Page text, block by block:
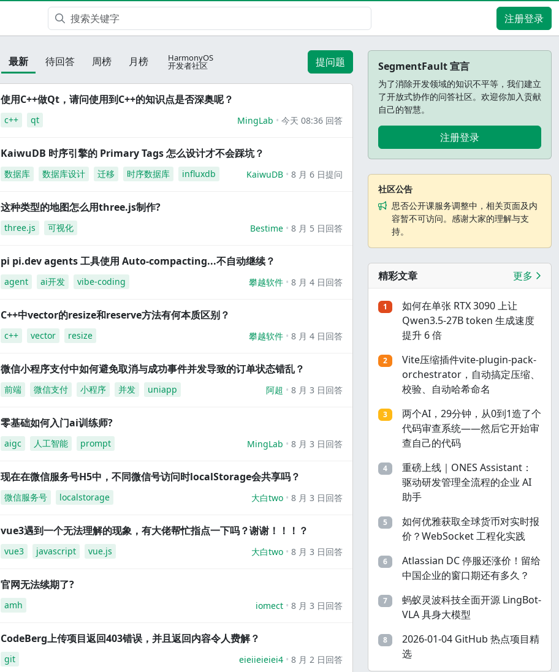
注册登录
最新 待回答 周榜 月榜 HarmonyOS
开发者社区 提问题
使用C++做Qt，请问使用到C++的知识点是否深奥呢？
c++ qt MingLab 今天 08:36 回答
KaiwuDB 时序引擎的 Primary Tags 怎么设计才不会踩坑？
数据库 数据库设计 迁移 时序数据库 influxdb KaiwuDB 8 月 6 日提问
这种类型的地图怎么用three.js制作?
three.js 可视化 Bestime 8 月 5 日回答
pi pi.dev agents 工具使用 Auto-compacting...不自动继续？
agent ai开发 vibe-coding 攀越软件 8 月 4 日回答
C++中vector的resize和reserve方法有何本质区别？
c++ vector resize 攀越软件 8 月 4 日回答
微信小程序支付中如何避免取消与成功事件并发导致的订单状态错乱？
前端 微信支付 小程序 并发 uniapp 阿超 8 月 3 日回答
零基础如何入门ai训练师?
aigc 人工智能 prompt MingLab 8 月 3 日回答
现在在微信服务号H5中，不同微信号访问时localStorage会共享吗？
微信服务号 localstorage 大白two 8 月 3 日回答
vue3遇到一个无法理解的现象，有大佬帮忙指点一下吗？谢谢！！！？
vue3 javascript vue.js 大白two 8 月 3 日回答
官网无法续期了?
amh iomect 8 月 3 日回答
CodeBerg上传项目返回403错误，并且返回内容令人费解？
git eieiieieiei4 8 月 2 日回答
SegmentFault 宣言
为了消除开发领域的知识不平等，我们建立
了开放式协作的问答社区。欢迎你加入贡献
自己的智慧。
注册登录
社区公告
思否公开课服务调整中，相关页面及内
容暂不可访问。感谢大家的理解与支
持。
精彩文章 更多
1
如何在单张 RTX 3090 上让
Qwen3.5-27B token 生成速度
提升 6 倍
2
Vite压缩插件vite-plugin-pack-
orchestrator，自动搞定压缩、
校验、自动哈希命名
3
两个AI，29分钟，从0到1造了个
代码审查系统——然后它开始审
查自己的代码
4
重磅上线｜ONES Assistant：
驱动研发管理全流程的企业 AI
助手
5
如何优雅获取全球货币对实时报
价？WebSocket 工程化实践
6
Atlassian DC 停服还涨价！留给
中国企业的窗口期还有多久？
7
蚂蚁灵波科技全面开源 LingBot-
VLA 具身大模型
8
2026-01-04 GitHub 热点项目精
选